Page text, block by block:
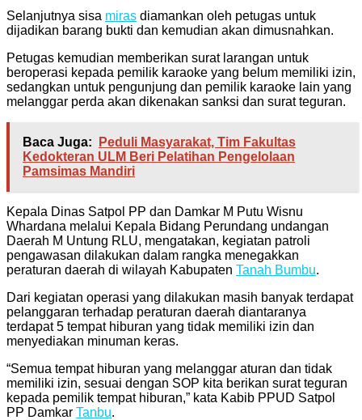
Selanjutnya sisa miras diamankan oleh petugas untuk
dijadikan barang bukti dan kemudian akan dimusnahkan.
Petugas kemudian memberikan surat larangan untuk
beroperasi kepada pemilik karaoke yang belum memiliki izin,
sedangkan untuk pengunjung dan pemilik karaoke lain yang
melanggar perda akan dikenakan sanksi dan surat teguran.
Baca Juga:
Peduli Masyarakat, Tim Fakultas
Kedokteran ULM Beri Pelatihan Pengelolaan
Pamsimas Mandiri
Kepala Dinas Satpol PP dan Damkar M Putu Wisnu
Whardana melalui Kepala Bidang Perundang undangan
Daerah M Untung RLU, mengatakan, kegiatan patroli
pengawasan dilakukan dalam rangka menegakkan
peraturan daerah di wilayah Kabupaten Tanah Bumbu.
Dari kegiatan operasi yang dilakukan masih banyak terdapat
pelanggaran terhadap peraturan daerah diantaranya
terdapat 5 tempat hiburan yang tidak memiliki izin dan
menyediakan minuman keras.
“Semua tempat hiburan yang melanggar aturan dan tidak
memiliki izin, sesuai dengan SOP kita berikan surat teguran
kepada pemilik tempat hiburan,” kata Kabib PPUD Satpol
PP Damkar Tanbu.